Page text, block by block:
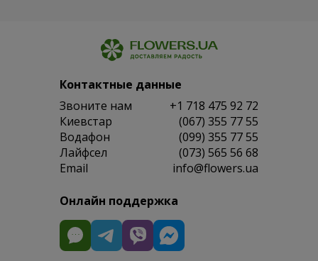
Контактные данные
Звоните нам
+1 718 475 92 72
Киевстар
(067) 355 77 55
Водафон
(099) 355 77 55
Лайфсел
(073) 565 56 68
Email
info@flowers.ua
Онлайн поддержка